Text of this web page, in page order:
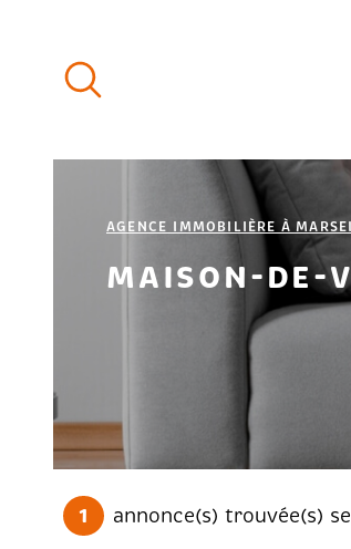
recherche
principal
contenu
AGENCE IMMOBILIÈRE À
MAISON-DE-
1 annonce(s) trouvée(s)